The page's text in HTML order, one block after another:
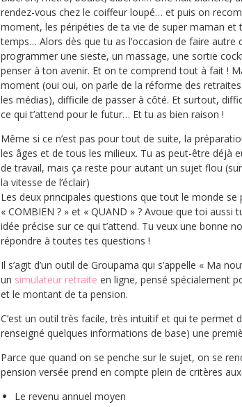
rendez-vous chez le coiffeur loupé… et puis on
moment, les péripéties de ta vie de super maman
temps… Alors dès que tu as l’occasion de faire autre
programmer une sieste, un massage, une sortie
penser à ton avenir. Et on te comprend tout à fait !
moment (oui oui, on parle de la réforme des
les médias), difficile de passer à côté. Et surtout,
ce qui t’attend pour le futur… Et tu as bien raison !
Même si ce n’est pas pour tout de suite, la
les âges et de tous les milieux. Tu as peut-être déjà
de travail, mais ça reste pour autant un sujet flou
la vitesse de l’éclair)
Les deux principales questions que tout le monde
« COMBIEN ? » et « QUAND » ? Avoue que toi
idée précise sur ce qui t’attend. Tu veux une bonne
répondre à toutes tes questions !
Il s’agit d’un outil de Groupama qui s’appelle « Ma
un simulateur retraite en ligne, pensé spécialement
et le montant de ta pension.
C’est un outil très facile, très intuitif et qui te permet
renseigné quelques informations de base) une
Parce que quand on se penche sur le sujet, on se
pension versée prend en compte plein de critères
Le revenu annuel moyen